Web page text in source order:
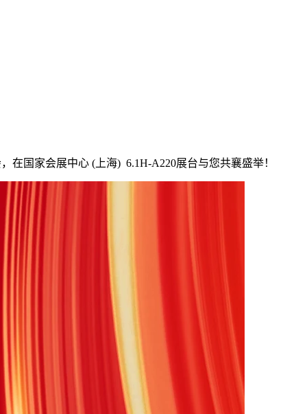
在国家会展中心 (上海) 6.1H-A220展台与您共襄盛举！